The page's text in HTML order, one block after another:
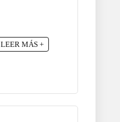
LEER MÁS +